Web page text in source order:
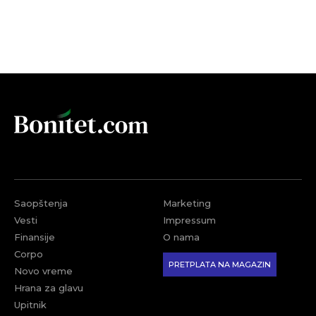
Saopštenja
Vesti
Finansije
Corpo
Novo vreme
Hrana za glavu
Upitnik
Marketing
Impressum
O nama
PRETPLATA NA MAGAZIN